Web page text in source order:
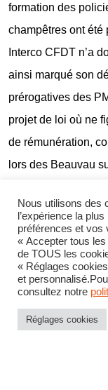
formation des
champêtres ont été
Interco CFDT n’a
ainsi marqué son
prérogatives des
projet de loi où ne
de rémunération,
lors des Beauvau
A noter tout de
suppression de
policiers
réclamer le
formation alors
ans. Cette mesure
CFDT et c’est une
Nous utilisons des
l’expérience la
préférences et vos
« Accepter tous
de TOUS les
« Réglages
et
consultez notre
Réglages cookies